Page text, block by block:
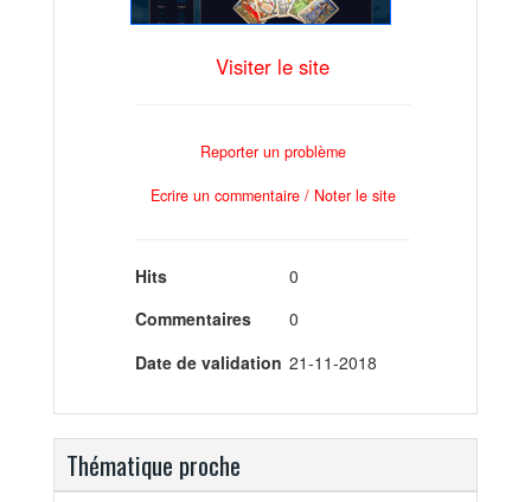
Visiter le site
Reporter un problème
Ecrire un commentaire / Noter le site
Hits
0
Commentaires
0
Date de validation 21-11-2018
Thématique proche